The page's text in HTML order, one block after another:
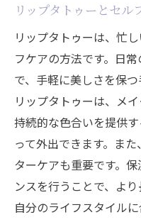
リップタトゥーとセル
リップタトゥーは、忙
フケアの方法です。日
で、手軽に美しさを保つ
リップタトゥーは、メ
持続的な色合いを提供
って外出できます。ま
ターケアも重要です。
ンスを行うことで、よ
自分のライフスタイル